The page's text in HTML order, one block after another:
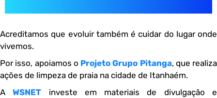
Acreditamos que evoluir também é cuidar do lugar onde
vivemos.
Por isso, apoiamos o Projeto Grupo Pitanga, que realiza
ações de limpeza de praia na cidade de Itanhaém.
AWSNET
investe em materiais de divulgação e